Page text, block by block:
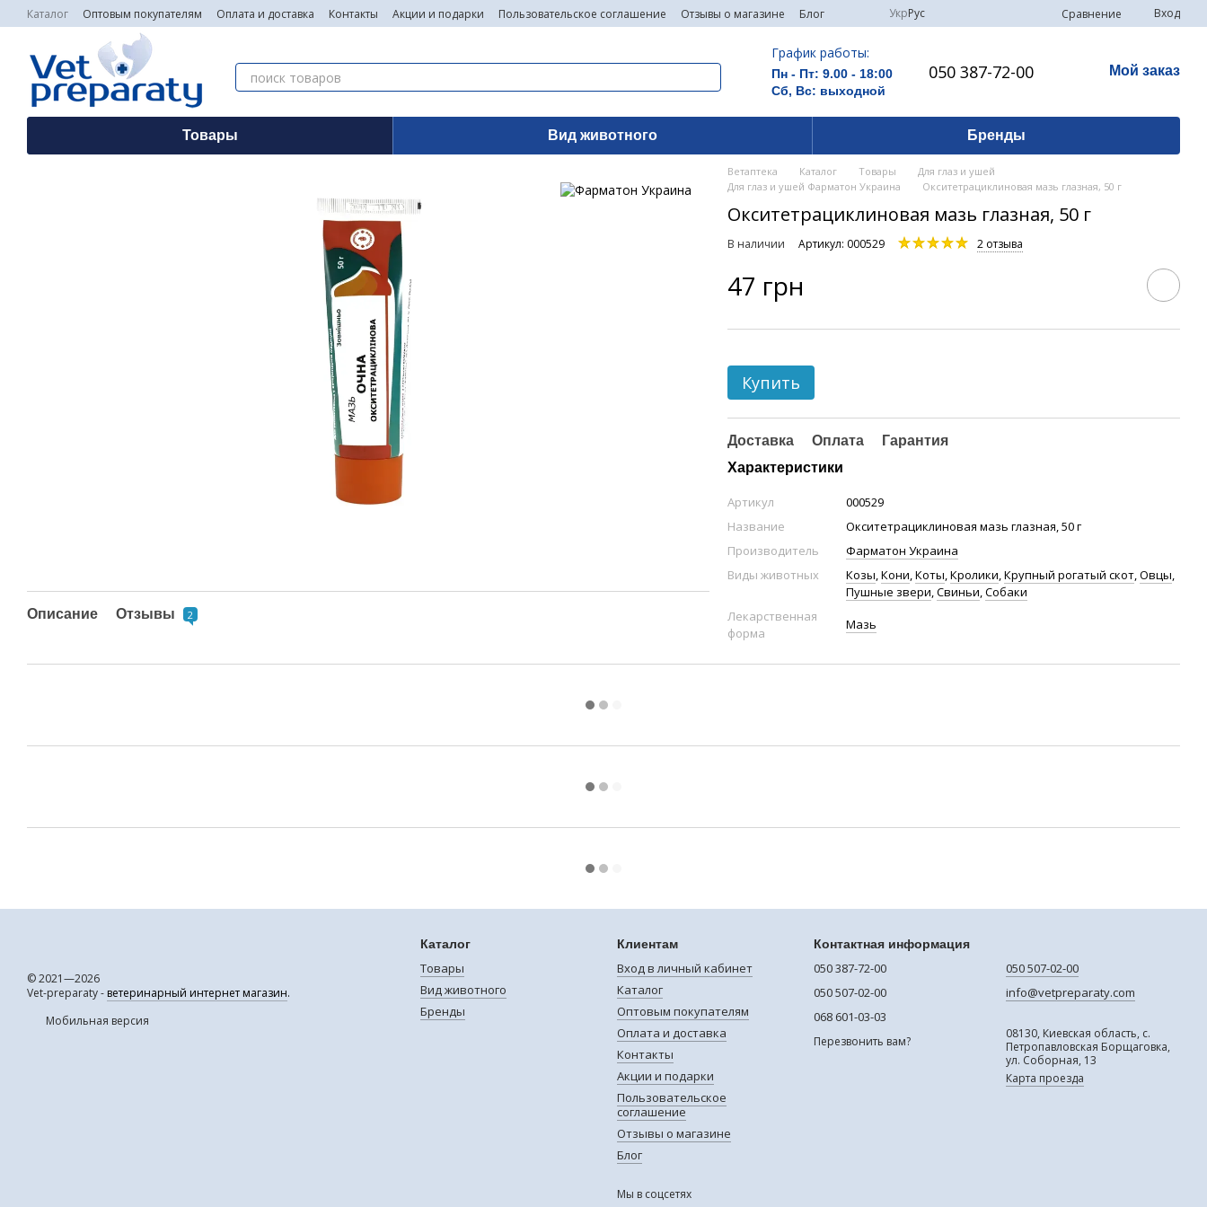
Перейти к основному контенту
Каталог Оптовым покупателям Оплата и доставка Контакты Акции и подарки Пользовательское соглашение Отзывы о магазине Блог УкрРус Сравнение Вход
График работы:
Пн - Пт: 9.00 - 18:00
Сб, Вс: выходной
050 387-72-00 Мой заказ
Товары Вид животного Бренды
Описание Отзывы 2
Ветаптека Каталог Товары
Для глаз и ушей
Для глаз и ушей Фарматон Украина
Окситетрациклиновая мазь глазная, 50 г
Окситетрациклиновая мазь глазная, 50 г
В наличии Артикул: 000529 2 отзыва
47 грн
Купить
Доставка Оплата
Гарантия
Характеристики
Артикул
000529
Название
Окситетрациклиновая мазь глазная, 50 г
Производитель
Фарматон Украина
Виды животных
Козы,Кони,Коты,Кролики,Крупный рогатый скот,Овцы,
Пушные звери,Свиньи,Собаки
Лекарственная
форма
Мазь
© 2021—2026
Vet-preparaty - ветеринарный интернет магазин.
Мобильная версия
Каталог
Товары
Вид животного
Бренды
Клиентам
Вход в личный кабинет
Каталог
Оптовым покупателям
Оплата и доставка
Контакты
Акции и подарки
Пользовательское
соглашение
Отзывы о магазине
Блог
Мы в соцсетях
Контактная информация
050 387-72-00
050 507-02-00
068 601-03-03
Перезвонить вам?
050 507-02-00
info@vetpreparaty.com
08130, Киевская область, с.
Петропавловская Борщаговка,
ул. Соборная, 13
Карта проезда